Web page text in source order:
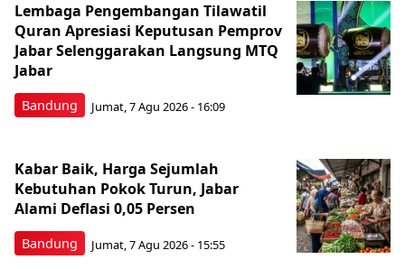
Bandung
Lembaga Pengembangan Tilawatil
Quran Apresiasi Keputusan Pemprov
Jabar Selenggarakan Langsung MTQ
Jabar
Jumat, 7 Agu 2026 - 16:09
Bandung
Kabar Baik, Harga Sejumlah
Kebutuhan Pokok Turun, Jabar
Alami Deflasi 0,05 Persen
Jumat, 7 Agu 2026 - 15:55